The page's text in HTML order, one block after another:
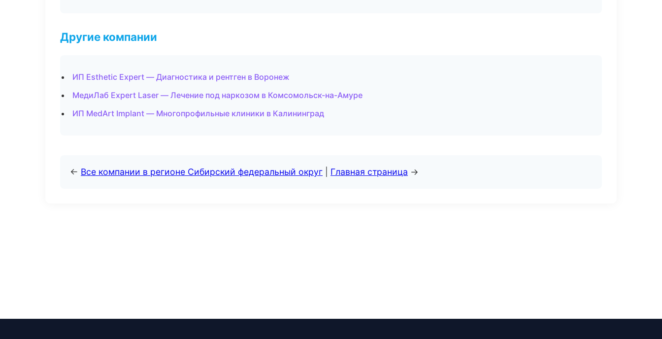
Другие компании
ИП Esthetic Expert — Диагностика и рентген в Воронеж
МедиЛаб Expert Laser — Лечение под наркозом в Комсомольск-на-Амуре
ИП MedArt Implant — Многопрофильные клиники в Калининград
← Все компании в регионе Сибирский федеральный округ Главная страница →